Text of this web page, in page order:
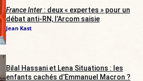
France Inter: deux « expertes » pour un
débat anti-RN, l’Arcom saisie
Jean Kast
Bilal Hassani et Lena Situations : les
enfants cachés d’Emmanuel Macron ?